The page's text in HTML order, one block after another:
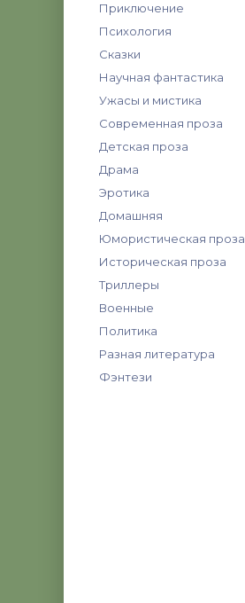
Приключение
Психология
Сказки
Научная фантастика
Ужасы и мистика
Современная проза
Детская проза
Драма
Эротика
Домашняя
Юмористическая проза
Историческая проза
Триллеры
Военные
Политика
Разная литература
Фэнтези